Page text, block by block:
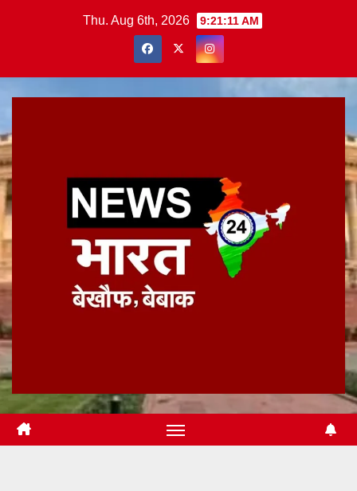
Thu. Aug 6th, 2026 9:21:11 AM